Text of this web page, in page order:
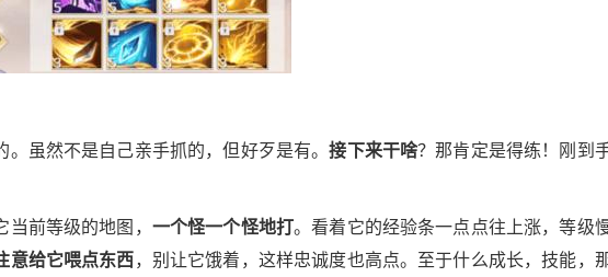
。虽然不是自己亲手抓的，但好歹是有。接下来干啥？那肯定是得练！刚到
前等级的地图， 一个怪一个怪地打。看着它的经验条一点点往上涨，等级
意给它喂点东西，别让它饿着，这样忠诚度也高点。至于什么成长，技能，